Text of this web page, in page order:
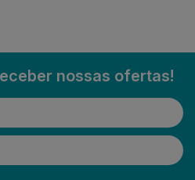
nossas ofertas!